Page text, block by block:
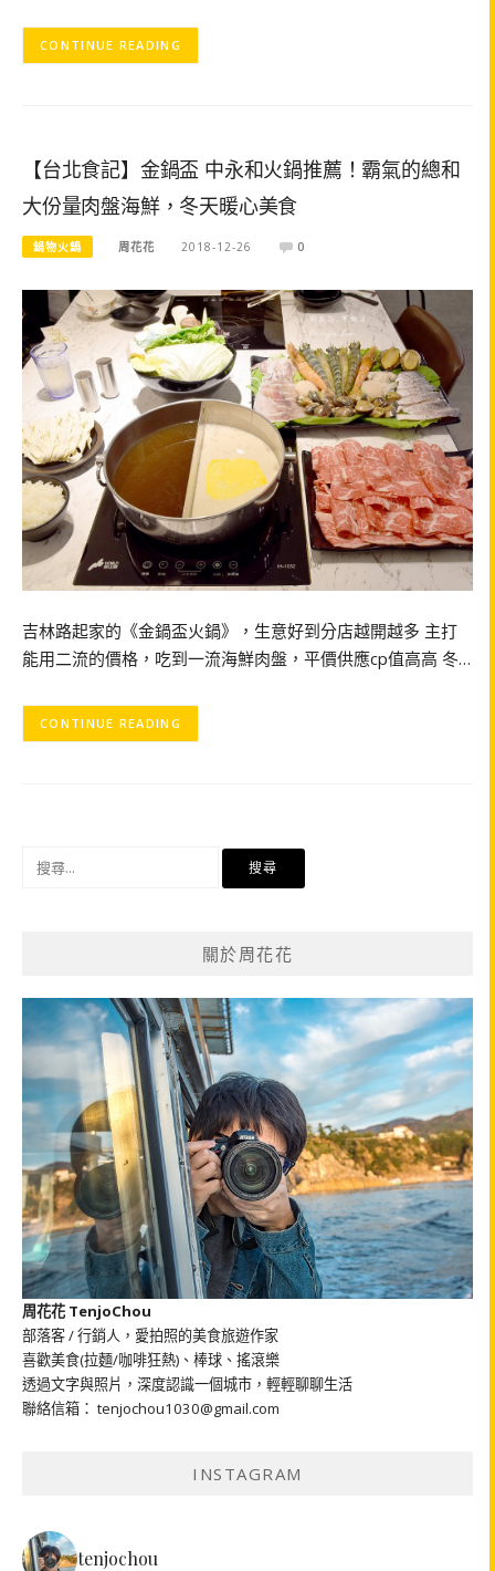
CONTINUE READING
【台北食記】金鍋盃 中永和火鍋推薦！霸氣的總和
大份量肉盤海鮮，冬天暖心美食
鍋物火鍋 周花花 2018-12-26 0
吉林路起家的《金鍋盃火鍋》，生意好到分店越開越多 主打
能用二流的價格，吃到一流海鮮肉盤，平價供應cp值高高 冬…
CONTINUE READING
關於周花花
周花花 TenjoChou
部落客 / 行銷人，愛拍照的美食旅遊作家
喜歡美食(拉麵/咖啡狂熱)、棒球、搖滾樂
透過文字與照片，深度認識一個城市，輕輕聊聊生活
聯絡信箱： tenjochou1030@gmail.com
INSTAGRAM
tenjochou